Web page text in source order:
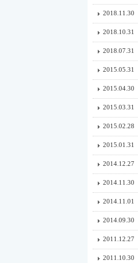
2018.11.30
2018.10.31
2018.07.31
2015.05.31
2015.04.30
2015.03.31
2015.02.28
2015.01.31
2014.12.27
2014.11.30
2014.11.01
2014.09.30
2011.12.27
2011.10.30